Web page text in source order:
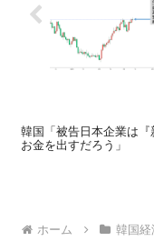
韓国「被告日本企業は『
お金を出すだろう」
ホーム 韓国経